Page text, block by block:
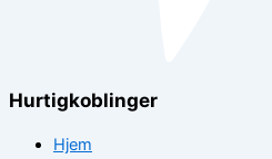
Hurtigkoblinger
Hjem